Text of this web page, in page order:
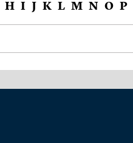
H I J K L M N O P